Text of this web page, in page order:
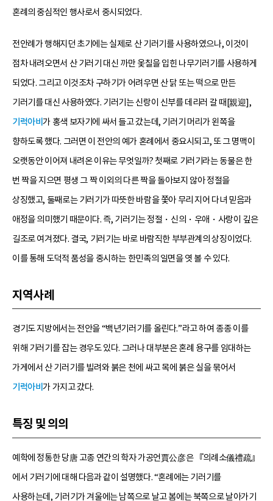
혼례의 중심적인 행사로서 중시되었다.
전안례가 행해지던 초기에는 실제로 산 기러기를 사용하였으나, 이것이
점차 내려오면서 산 기러기 대신 까만 옻칠을 입힌 나무기러기를 사용하게
되었다. 그리고 이것조차 구하기가 어려우면 산 닭 또는 떡으로 만든
기러기를 대신 사용하였다. 기러기는 신랑이 신부를 데리러 갈 때[親迎],
기럭아비가 홍색 보자기에 싸서 들고 갔는데, 기러기 머리가 왼쪽을
향하도록 했다. 그러면 이 전안의 예가 혼례에서 중요시되고, 또 그 명맥이
오랫동안 이어져 내려온 이유는 무엇일까? 첫째로 기러기라는 동물은 한
번 짝을 지으면 평생 그 짝 이외의 다른 짝을 돌아보지 않아 정절을
상징했고, 둘째로는 기러기가 따뜻한 바람을 쫓아 무리 지어 다녀 믿음과
애정을 의미했기 때문이다. 즉, 기러기는 정절・신의・우애・사랑이 깊은
길조로 여겨졌다. 결국, 기러기는 바로 바람직한 부부관계의 상징이었다.
이를 통해 도덕적 품성을 중시하는 한민족의 일면을 엿 볼 수 있다.
지역사례
경기도 지방에서는 전안을 “백년기러기를 올린다.”라고 하여 종종 이를
위해 기러기를 잡는 경우도 있다. 그러나 대부분은 혼례 용구를 임대하는
가게에서 산 기러기를 빌려와 붉은 천에 싸고 목에 붉은 실을 묶어서
기럭아비가 가지고 갔다.
특징 및 의의
예학에 정통한 당唐 고종 연간의 학자 가공언賈公彦은 『의례소儀禮疏』
에서 기러기에 대해 다음과 같이 설명했다. “혼례에는 기러기를
사용하는데, 기러기가 겨울에는 남쪽으로 날고 봄에는 북쪽으로 날아가기